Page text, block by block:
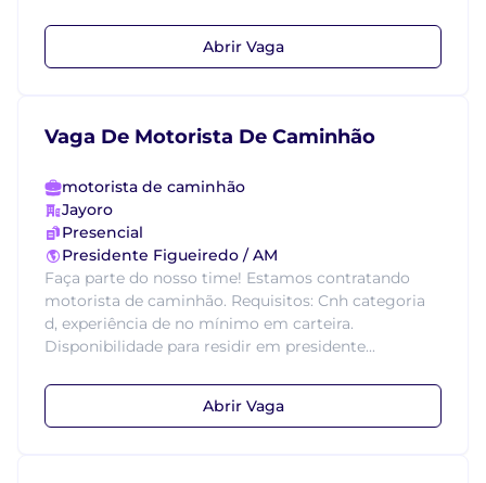
Abrir Vaga
Vaga De Motorista De Caminhão
motorista de caminhão
Jayoro
Presencial
Presidente Figueiredo / AM
Faça parte do nosso time! Estamos contratando
motorista de caminhão. Requisitos: Cnh categoria
d, experiência de no mínimo em carteira.
Disponibilidade para residir em presidente...
Abrir Vaga